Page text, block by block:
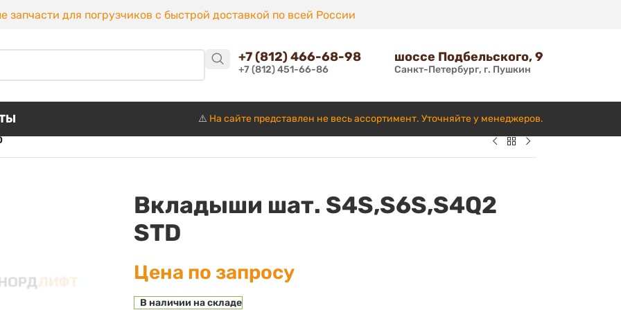
запчасти для погрузчиков с быстрой доставкой по всей России
+7 (812) 466-68-98
+7 (812) 451-66-86
шоссе Подбельского, 9
Санкт-Петербург, г. Пушкин
⚠️ На сайте представлен не весь ассортимент. Уточняйте у менеджеров.
Вкладыши шат. S4S,S6S,S4Q2
STD
Цена по запросу
В наличии на складе